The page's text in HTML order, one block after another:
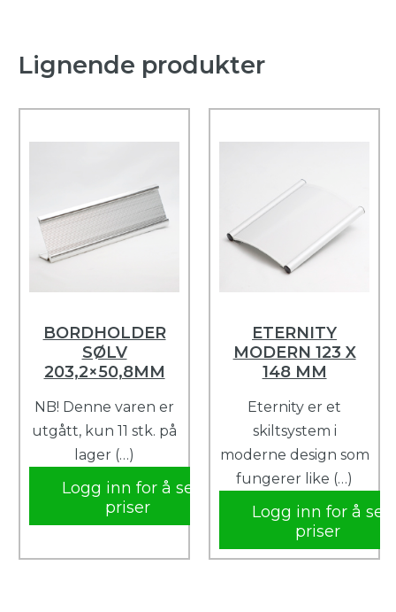
Lignende produkter
BORDHOLDER
SØLV
203,2×50,8MM
NB! Denne varen er
utgått, kun 11 stk. på
lager (…)
Logg inn for å se
priser
ETERNITY
MODERN 123 X
148 MM
Eternity er et
skiltsystem i
moderne design som
fungerer like (…)
Logg inn for å se
priser